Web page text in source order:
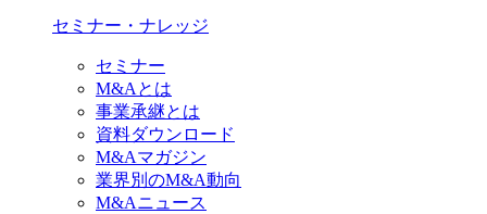
セミナー・ナレッジ
セミナー
M&Aとは
事業承継とは
資料ダウンロード
M&Aマガジン
業界別のM&A動向
M&Aニュース